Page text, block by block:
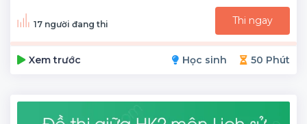
17 người đang thi Thi ngay
Xem trước Học sinh 50 Phút